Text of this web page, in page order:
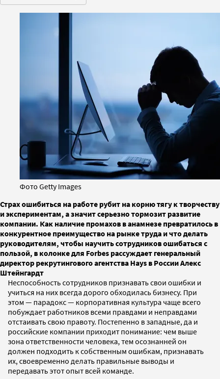
Фото Getty Images
Страх ошибиться на работе рубит на корню тягу к творчеству
и экспериментам, а значит серьезно тормозит развитие
компании. Как наличие промахов в анамнезе превратилось в
конкурентное преимущество на рынке труда и что делать
руководителям, чтобы научить сотрудников ошибаться с
пользой, в колонке для Forbes рассуждает генеральный
директор рекрутингового агентства Hays в России Алекс
Штейнгардт
Неспособность сотрудников признавать свои ошибки и
учиться на них всегда дорого обходилась бизнесу. При
этом — парадокс — корпоративная культура чаще всего
побуждает работников всеми правдами и неправдами
отстаивать свою правоту. Постепенно в западные, да и
российские компании приходит понимание: чем выше
зона ответственности человека, тем осознанней он
должен подходить к собственным ошибкам, признавать
их, своевременно делать правильные выводы и
передавать этот опыт всей команде.